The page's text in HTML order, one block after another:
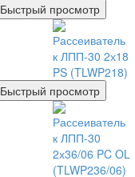
Быстрый просмотр
Быстрый просмотр